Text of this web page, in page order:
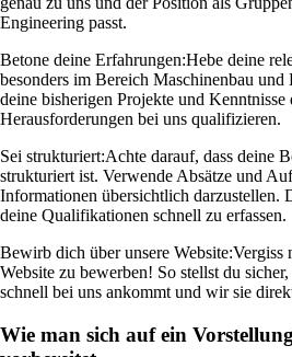
Engineering passt.
Betone deine Erfahrungen:Hebe deine
besonders im Bereich Maschinenbau
deine bisherigen Projekte und
Herausforderungen bei uns qualifizieren.
Sei strukturiert:Achte darauf, dass deine
strukturiert ist. Verwende Absätze und
Informationen übersichtlich darzustellen.
deine Qualifikationen schnell zu erfassen.
Bewirb dich über unsere Website:Vergiss
Website zu bewerben! So stellst du
schnell bei uns ankommt und wir sie
Wie man sich auf ein